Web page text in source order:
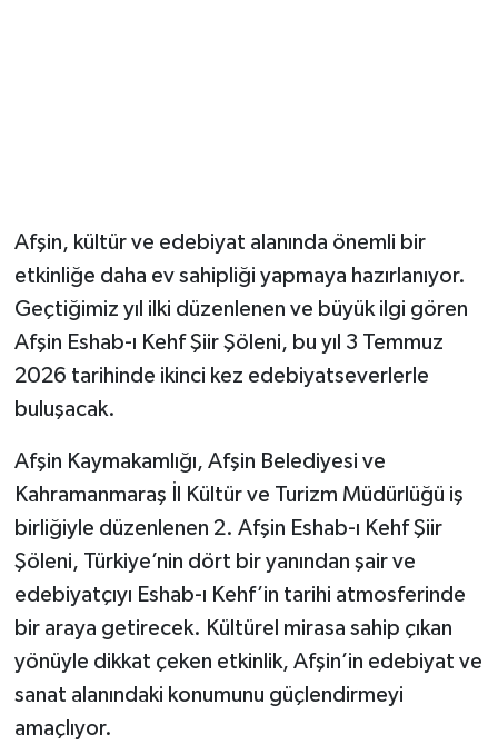
Afşin, kültür ve edebiyat alanında önemli bir
etkinliğe daha ev sahipliği yapmaya hazırlanıyor.
Geçtiğimiz yıl ilki düzenlenen ve büyük ilgi gören
Afşin Eshab-ı Kehf Şiir Şöleni, bu yıl 3 Temmuz
2026 tarihinde ikinci kez edebiyatseverlerle
buluşacak.
Afşin Kaymakamlığı, Afşin Belediyesi ve
Kahramanmaraş İl Kültür ve Turizm Müdürlüğü iş
birliğiyle düzenlenen 2. Afşin Eshab-ı Kehf Şiir
Şöleni, Türkiye’nin dört bir yanından şair ve
edebiyatçıyı Eshab-ı Kehf’in tarihi atmosferinde
bir araya getirecek. Kültürel mirasa sahip çıkan
yönüyle dikkat çeken etkinlik, Afşin’in edebiyat ve
sanat alanındaki konumunu güçlendirmeyi
amaçlıyor.